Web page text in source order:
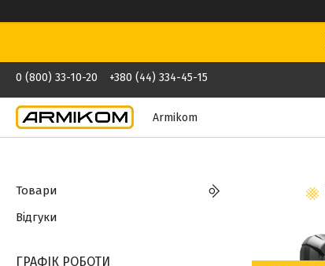
0 (800) 33-10-20 +380 (44) 334-45-15
Armikom
Товари
Відгуки
ГРАФІК РОБОТИ